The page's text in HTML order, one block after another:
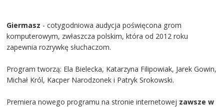
Giermasz - cotygodniowa audycja poświęcona grom
komputerowym, zwłaszcza polskim, która od 2012 roku
zapewnia rozrywkę słuchaczom.
Program tworzą: Ela Bielecka, Katarzyna Filipowiak, Jarek Gowin,
Michał Król, Kacper Narodzonek i Patryk Srokowski.
Premiera nowego programu na stronie internetowej zawsze w